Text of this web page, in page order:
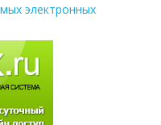
электронных